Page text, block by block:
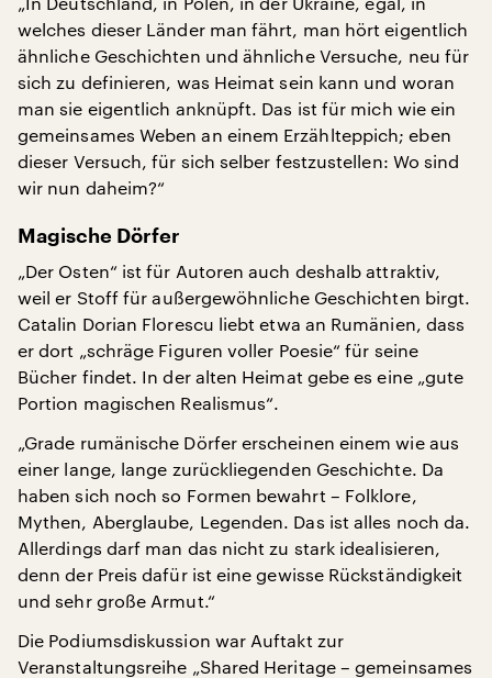
welches dieser Länder man fährt, man hört eigentlich
ähnliche Geschichten und ähnliche Versuche, neu für
sich zu definieren, was Heimat sein kann und woran
man sie eigentlich anknüpft. Das ist für mich wie ein
gemeinsames Weben an einem Erzählteppich; eben
dieser Versuch, für sich selber festzustellen: Wo sind
wir nun daheim?“
Magische Dörfer
„Der Osten“ ist für Autoren auch deshalb attraktiv,
weil er Stoff für außergewöhnliche Geschichten birgt.
Catalin Dorian Florescu liebt etwa an Rumänien, dass
er dort „schräge Figuren voller Poesie“ für seine
Bücher findet. In der alten Heimat gebe es eine „gute
Portion magischen Realismus“.
„Grade rumänische Dörfer erscheinen einem wie aus
einer lange, lange zurückliegenden Geschichte. Da
haben sich noch so Formen bewahrt – Folklore,
Mythen, Aberglaube, Legenden. Das ist alles noch da.
Allerdings darf man das nicht zu stark idealisieren,
denn der Preis dafür ist eine gewisse Rückständigkeit
und sehr große Armut.“
Die Podiumsdiskussion war Auftakt zur
Veranstaltungsreihe „Shared Heritage – gemeinsames